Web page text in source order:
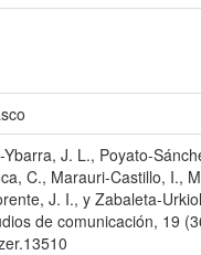
J. L., Poyato-
C., Marauri-Castillo, I.,
J. I., y Zabaleta-
de comunicación, 19